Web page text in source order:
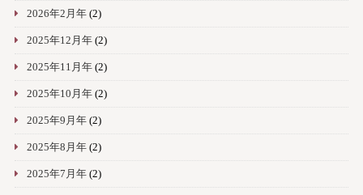
2026年2月年(2)
2025年12月年(2)
2025年11月年(2)
2025年10月年(2)
2025年9月年(2)
2025年8月年(2)
2025年7月年(2)